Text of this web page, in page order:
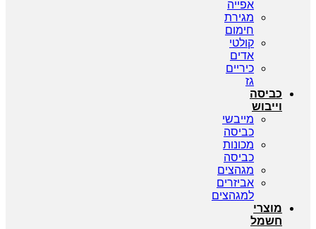
אפייה
מגירת
חימום
קולטי
אדים
כיריים
גז
כביסה
וייבוש
מייבשי
כביסה
מכונות
כביסה
מגהצים
אביזרים
למגהצים
מוצרי
חשמל